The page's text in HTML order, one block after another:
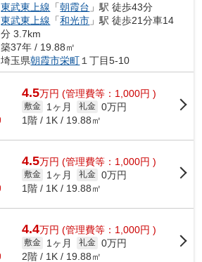
東武東上線 「朝霞台 」駅 徒歩43分
東武東上線 「和光市 」駅 徒歩21分車14
分 3.7km
築37年 / 19.88㎡
埼玉県朝霞市栄町 １丁目5-10
4.5万円 (管理費等：1,000円 )
敷金 1ヶ月 礼金 0万円
1階 / 1K / 19.88㎡
4.5万円 (管理費等：1,000円 )
敷金 1ヶ月 礼金 0万円
1階 / 1K / 19.88㎡
4.4万円 (管理費等：1,000円 )
敷金 1ヶ月 礼金 0万円
2階 / 1K / 19.88㎡